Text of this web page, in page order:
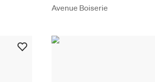
Avenue Boiserie